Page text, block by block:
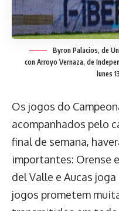
Byron Palacios, de
con Arroyo Vernaza, de
lunes
Os jogos do
acompanhados pelo
final de semana,
importantes: Orense
del Valle e Aucas
jogos prometem